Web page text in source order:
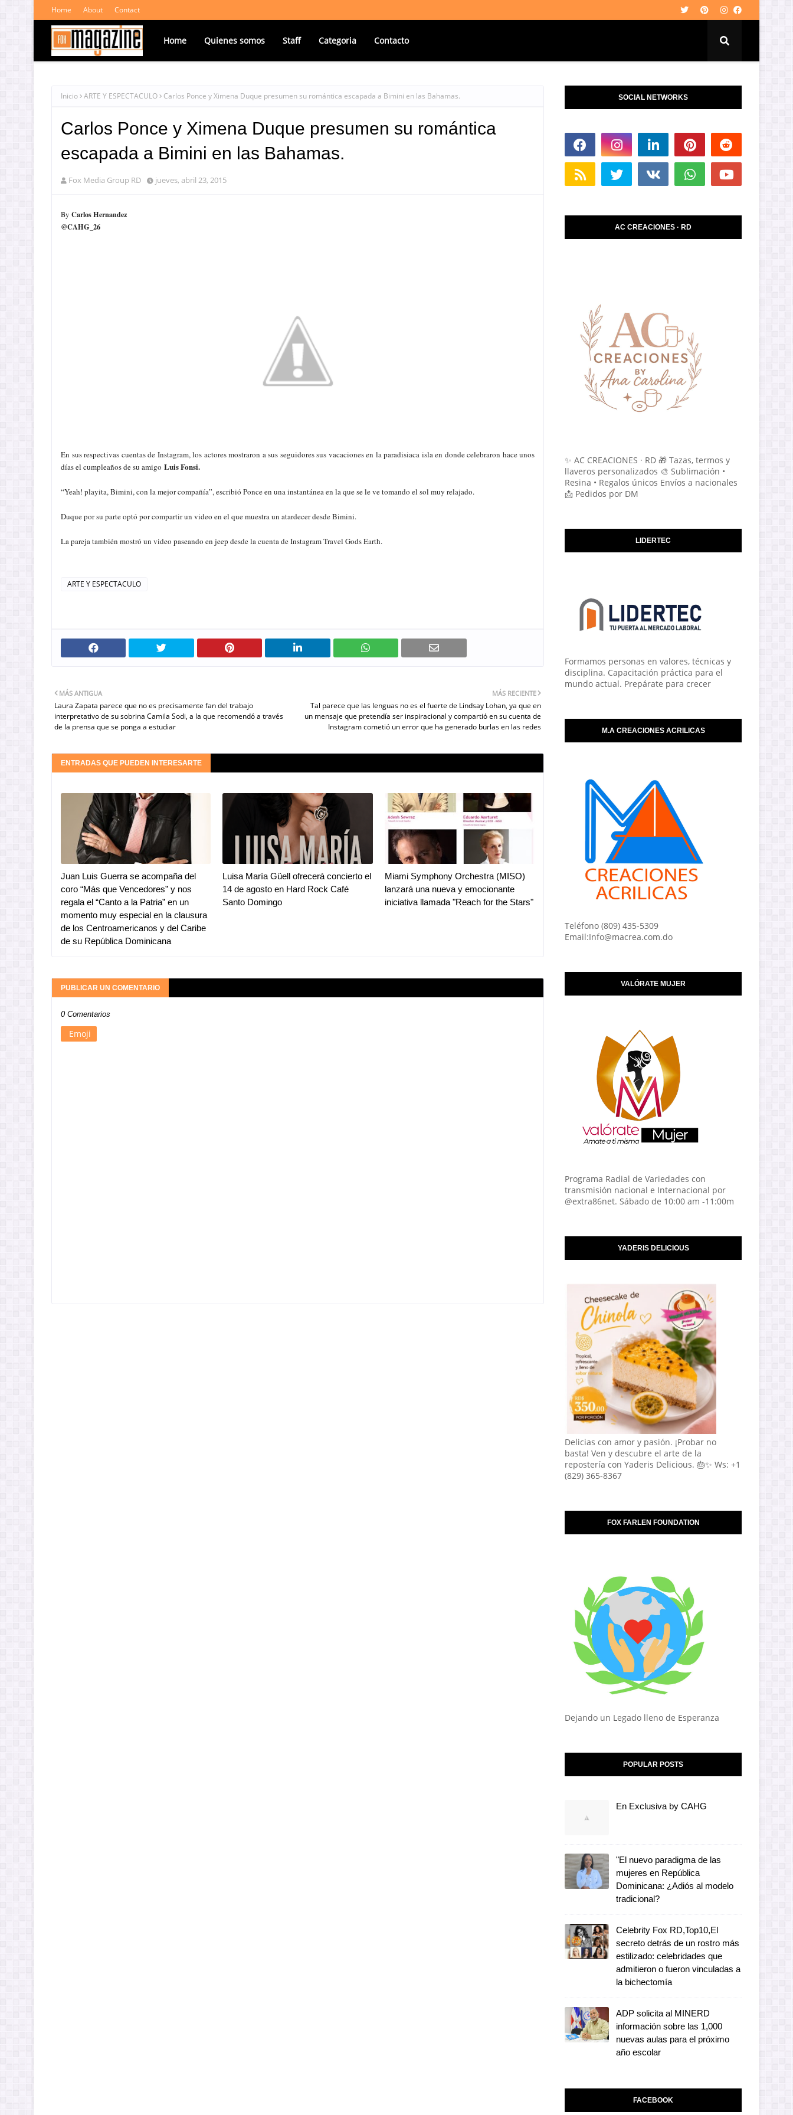
Home About Contact
Home Quienes somos Staff Categoria Contacto
Inicio ARTE Y ESPECTACULO Carlos Ponce y Ximena Duque presumen su romántica escapada a Bimini en las Bahamas.
Carlos Ponce y Ximena Duque presumen su romántica
escapada a Bimini en las Bahamas.
Fox Media Group RD jueves, abril 23, 2015
By Carlos Hernandez
@CAHG_26
En sus respectivas cuentas de Instagram, los actores mostraron a sus seguidores sus vacaciones en la paradisiaca isla en donde celebraron hace unos
días el cumpleaños de su amigo Luis Fonsi.
“Yeah! playita, Bimini, con la mejor compañía”, escribió Ponce en una instantánea en la que se le ve tomando el sol muy relajado.
Duque por su parte optó por compartir un video en el que muestra un atardecer desde Bimini.
La pareja también mostró un video paseando en jeep desde la cuenta de Instagram Travel Gods Earth.
ARTE Y ESPECTACULO
MÁS RECIENTE
Tal parece que las lenguas no es el fuerte de Lindsay Lohan, ya que en
un mensaje que pretendía ser inspiracional y compartió en su cuenta de
Instagram cometió un error que ha generado burlas en las redes
MÁS ANTIGUA
Laura Zapata parece que no es precisamente fan del trabajo
interpretativo de su sobrina Camila Sodi, a la que recomendó a través
de la prensa que se ponga a estudiar
ENTRADAS QUE PUEDEN INTERESARTE
Juan Luis Guerra se acompaña del
coro “Más que Vencedores” y nos
regala el “Canto a la Patria” en un
momento muy especial en la clausura
de los Centroamericanos y del Caribe
de su República Dominicana
Luisa María Güell ofrecerá concierto el
14 de agosto en Hard Rock Café
Santo Domingo
Miami Symphony Orchestra (MISO)
lanzará una nueva y emocionante
iniciativa llamada "Reach for the Stars"
PUBLICAR UN COMENTARIO
0 Comentarios
Emoji
SOCIAL NETWORKS
AC CREACIONES · RD
✨ AC CREACIONES · RD 🎁 Tazas, termos y
llaveros personalizados 🎨 Sublimación •
Resina • Regalos únicos Envíos a nacionales
📩 Pedidos por DM
LIDERTEC
Formamos personas en valores, técnicas y
disciplina. Capacitación práctica para el
mundo actual. Prepárate para crecer
M.A CREACIONES ACRILICAS
Teléfono (809) 435-5309
Email:Info@macrea.com.do
VALÓRATE MUJER
Programa Radial de Variedades con
transmisión nacional e Internacional por
@extra86net. Sábado de 10:00 am -11:00m
YADERIS DELICIOUS
Delicias con amor y pasión. ¡Probar no
basta! Ven y descubre el arte de la
repostería con Yaderis Delicious. 🎂✨ Ws: +1
(829) 365-8367
FOX FARLEN FOUNDATION
Dejando un Legado lleno de Esperanza
POPULAR POSTS
En Exclusiva by CAHG
"El nuevo paradigma de las
mujeres en República
Dominicana: ¿Adiós al modelo
tradicional?
Celebrity Fox RD,Top10,El
secreto detrás de un rostro más
estilizado: celebridades que
admitieron o fueron vinculadas a
la bichectomía
ADP solicita al MINERD
información sobre las 1,000
nuevas aulas para el próximo
año escolar
FACEBOOK